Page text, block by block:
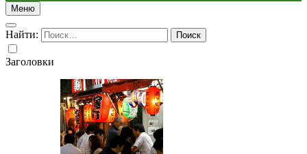
Меню
Найти:
Заголовки